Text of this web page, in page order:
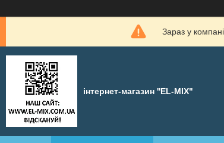
Зараз у
інтернет-магазин ''EL-MIX"